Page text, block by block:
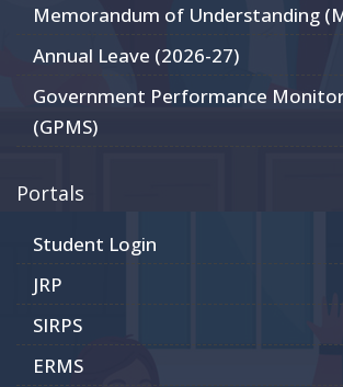
Memorandum of Understanding
Annual Leave (2026-27)
Government Performance
(GPMS)
Portals
Student Login
JRP
SIRPS
ERMS